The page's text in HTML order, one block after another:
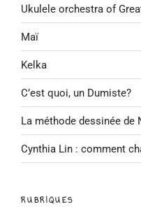
Ukulele orchestra of
Maï
Kelka
C’est quoi, un Dumiste?
La méthode dessinée de
Cynthia Lin : comment
RUBRIQUES